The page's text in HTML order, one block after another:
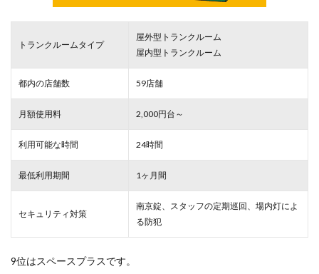
トランクルームタイプ
屋外型トランクルーム
屋内型トランクルーム
都内の店舗数 59店舗
月額使用料 2,000円台～
利用可能な時間 24時間
最低利用期間 1ヶ月間
セキュリティ対策
南京錠、スタッフの定期巡回、場内灯によ
る防犯
9位はスペースプラスです。